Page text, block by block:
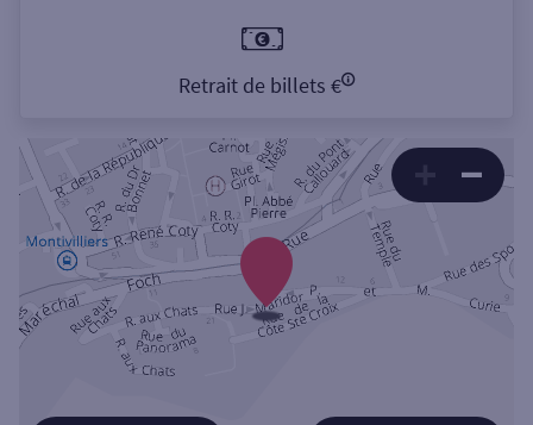
Retrait de billets €